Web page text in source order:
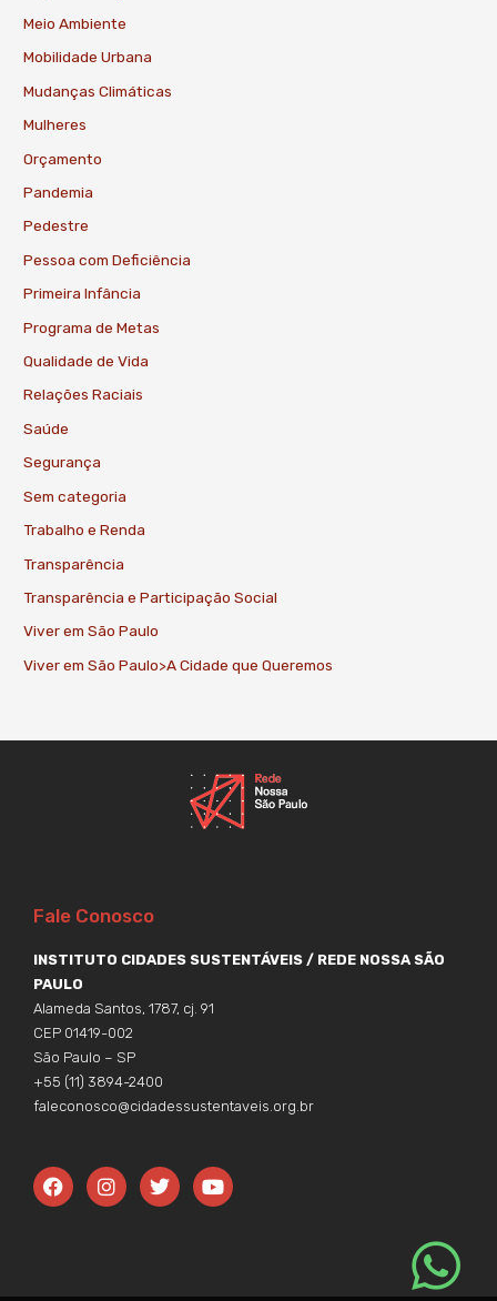
Meio Ambiente
Mobilidade Urbana
Mudanças Climáticas
Mulheres
Orçamento
Pandemia
Pedestre
Pessoa com Deficiência
Primeira Infância
Programa de Metas
Qualidade de Vida
Relações Raciais
Saúde
Segurança
Sem categoria
Trabalho e Renda
Transparência
Transparência e Participação Social
Viver em São Paulo
Viver em São Paulo>A Cidade que Queremos
Fale Conosco
INSTITUTO CIDADES SUSTENTÁVEIS / REDE NOSSA SÃO
PAULO
Alameda Santos, 1787, cj. 91
CEP 01419-002
São Paulo – SP
+55 (11) 3894-2400
faleconosco@cidadessustentaveis.org.br
F
a
c
o
I
n
s
r
T
w
i
r
Y
o
u
e